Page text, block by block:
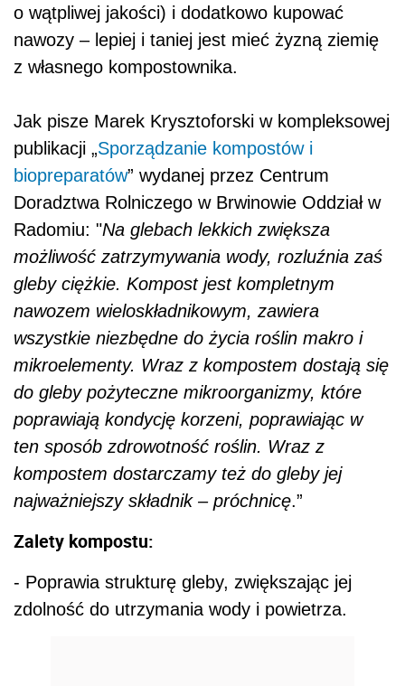
o wątpliwej jakości) i dodatkowo kupować
nawozy – lepiej i taniej jest mieć żyzną ziemię
z własnego kompostownika.
Jak pisze Marek Krysztoforski w kompleksowej
publikacji „Sporządzanie kompostów i
biopreparatów” wydanej przez Centrum
Doradztwa Rolniczego w Brwinowie Oddział w
Radomiu: "Na glebach lekkich zwiększa
możliwość zatrzymywania wody, rozluźnia zaś
gleby ciężkie. Kompost jest kompletnym
nawozem wieloskładnikowym, zawiera
wszystkie niezbędne do życia roślin makro i
mikroelementy. Wraz z kompostem dostają się
do gleby pożyteczne mikroorganizmy, które
poprawiają kondycję korzeni, poprawiając w
ten sposób zdrowotność roślin. Wraz z
kompostem dostarczamy też do gleby jej
najważniejszy składnik – próchnicę.”
Zalety kompostu:
- Poprawia strukturę gleby, zwiększając jej
zdolność do utrzymania wody i powietrza.